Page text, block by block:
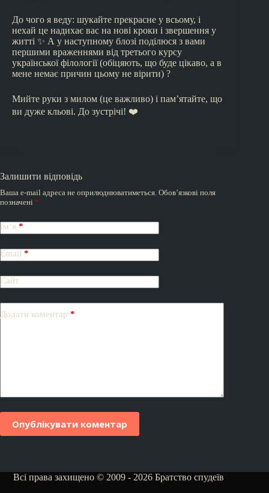
До чого я веду: шукайте прекрасне у всьому, і
нехай це надихає вас на нові кроки і звершення у
житті ✨ А у наступному блозі поділюся з вами
першими враженнями від третього курсу
української філології (обіцяють, що буде цікаво, а в
мене немає причин цьому не вірити) ?
Мийте руки з милом (це важливо) і пам’ятайте, що
ви дуже кльові. До зустрічі! ❤️
Залишити відповідь
Ваша e-mail адреса не оприлюднюватиметься. Обов’язкові поля
позначені *
Ім’я *
Email *
Сайт
Додати коментар *
Опублікувати коментар
Всі права захищено © 2009 - 2026 Братство спудеїв